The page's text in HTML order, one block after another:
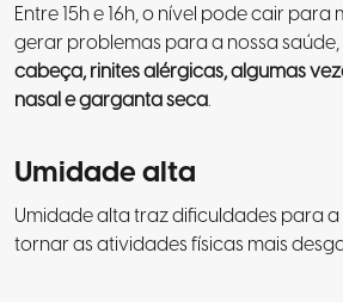
Entre 15h e 16h, o nível pode cair para
gerar problemas para a nossa
cabeça, rinites alérgicas, algumas
nasal e garganta seca.
Umidade alta
Umidade alta traz dificuldades para
tornar as atividades físicas mais